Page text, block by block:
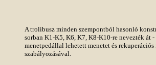
A trolibusz minden szempontból hasonló
sorban K1-K5, K6, K7, K8-K10-re nevezték át
menetpedállal lehetett menetet és
szabályozásával.